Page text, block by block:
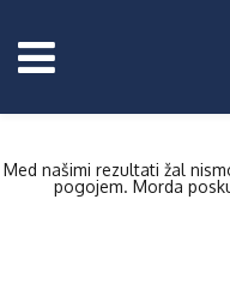
Med našimi rezultati žal
pogojem. Morda